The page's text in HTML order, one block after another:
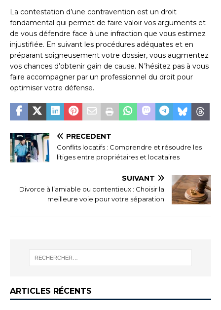
La contestation d’une contravention est un droit
fondamental qui permet de faire valoir vos arguments et
de vous défendre face à une infraction que vous estimez
injustifiée. En suivant les procédures adéquates et en
préparant soigneusement votre dossier, vous augmentez
vos chances d’obtenir gain de cause. N’hésitez pas à vous
faire accompagner par un professionnel du droit pour
optimiser votre défense.
PRÉCÉDENT
Conflits locatifs : Comprendre et résoudre les
litiges entre propriétaires et locataires
SUIVANT
Divorce à l’amiable ou contentieux : Choisir la
meilleure voie pour votre séparation
ARTICLES RÉCENTS